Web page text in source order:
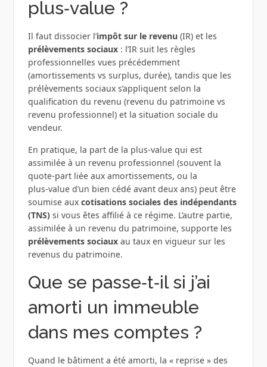
plus‑value ?
Il faut dissocier l’impôt sur le revenu(IR) et les
prélèvements sociaux: l’IR suit les règles
professionnelles vues précédemment
(amortissements vs surplus, durée), tandis que les
prélèvements sociaux s’appliquent selon la
qualification du revenu (revenu du patrimoine vs
revenu professionnel) et la situation sociale du
vendeur.
En pratique, la part de la plus‑value qui est
assimilée à un revenu professionnel (souvent la
quote‑part liée aux amortissements, ou la
plus‑value d’un bien cédé avant deux ans) peut être
soumise aux cotisations sociales des indépendants
(TNS)si vous êtes affilié à ce régime. L’autre partie,
assimilée à un revenu du patrimoine, supporte les
prélèvements sociauxau taux en vigueur sur les
revenus du patrimoine.
Que se passe‑t‑il si j’ai
amorti un immeuble
dans mes comptes ?
Quand le bâtiment a été amorti, la « reprise » des